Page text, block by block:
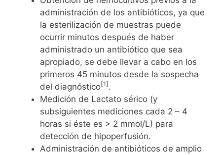
administración de los antibióticos, ya que
la esterilización de muestras puede
ocurrir minutos después de haber
administrado un antibiótico que sea
apropiado, se debe llevar a cabo en los
primeros 45 minutos desde la sospecha
del diagnóstico[1] .
Medición de Lactato sérico (y
subsiguientes mediciones cada 2 – 4
horas si éste es > 2 mmol/L) para
detección de hipoperfusión.
Administración de antibióticos de amplio